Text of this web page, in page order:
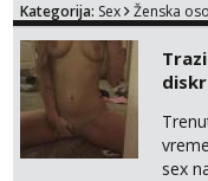
na
Kategorija: Sex Ženska
sex